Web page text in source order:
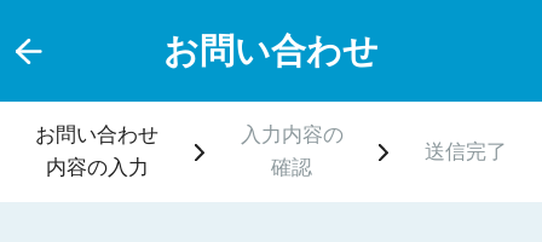
お問い合わせ
お問い合わせ
内容の入力
入力内容の
確認
送信完了